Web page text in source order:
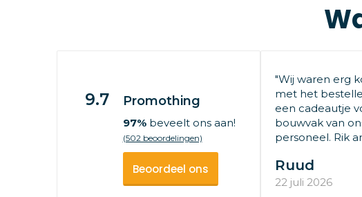
9.7 Promothing
97%beveelt ons aan!
(502 beoordelingen)
Beoordeel ons
"Wij waren erg
met het
een cadeautje
bouwvak van
personeel. Rik
Ruud
22 juli 2026